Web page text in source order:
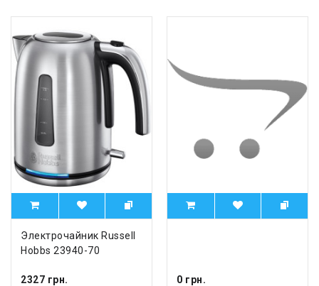
Электрочайник Russell
Hobbs 23940-70
2327 грн. 0 грн.